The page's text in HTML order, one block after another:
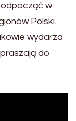
w
Polski.
wydarza
do